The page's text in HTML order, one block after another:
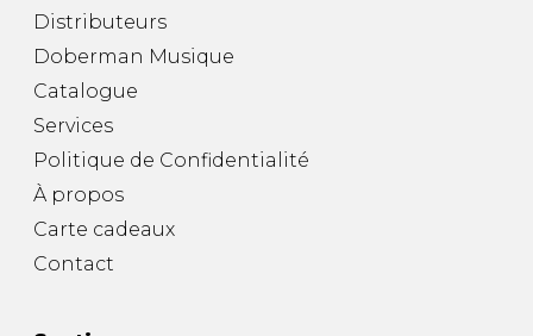
Distributeurs
Doberman Musique
Catalogue
Services
Politique de Confidentialité
À propos
Carte cadeaux
Contact